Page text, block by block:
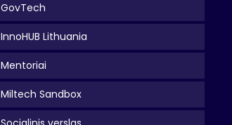
GovTech
InnoHUB Lithuania
Mentoriai
Miltech Sandbox